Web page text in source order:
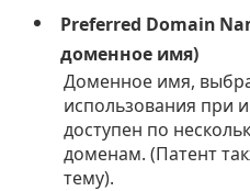
Preferred Domain
доменное имя)
Доменное имя,
использования при
доступен по
доменам. (Патент
тему).